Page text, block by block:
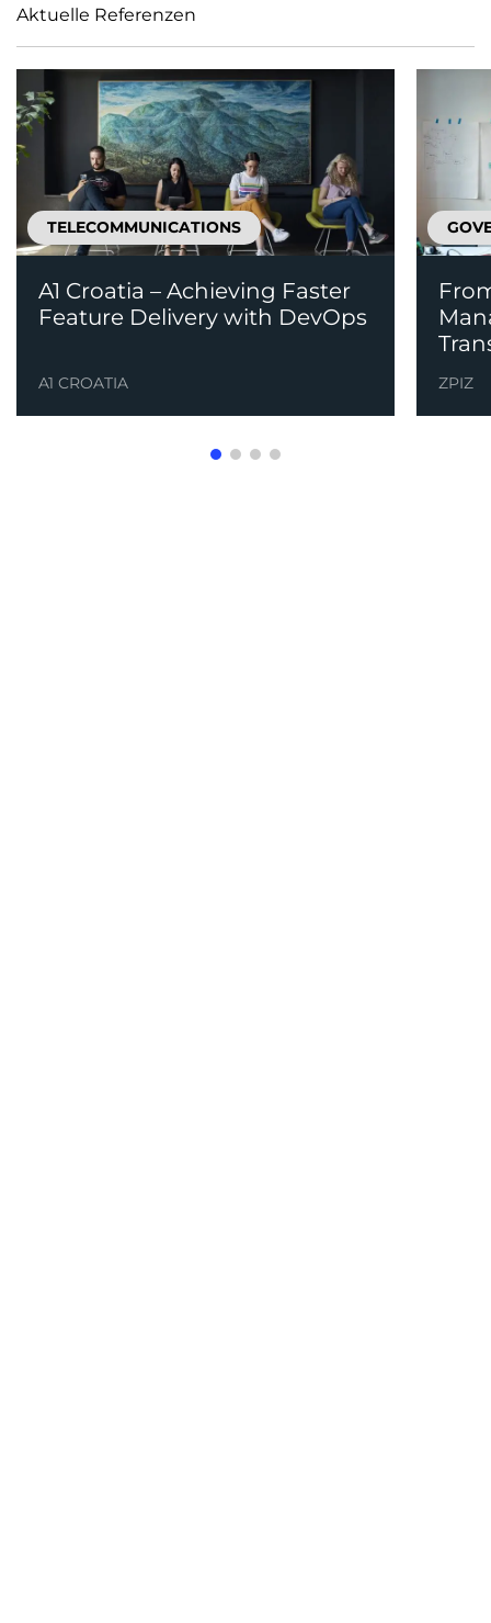
Aktuelle Referenzen
TELECOMMUNICATIONS
A1 Croatia – Achieving Faster
Feature Delivery with DevOps
A1 CROATIA ZPIZ